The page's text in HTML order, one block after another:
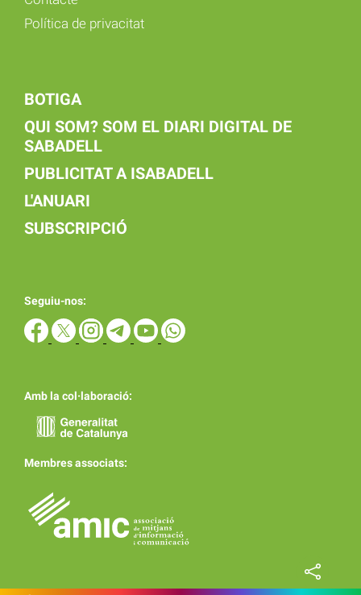
Política de privacitat
BOTIGA
QUI SOM? SOM EL DIARI DIGITAL DE
SABADELL
PUBLICITAT A ISABADELL
L'ANUARI
SUBSCRIPCIÓ
Seguiu-nos:
Amb la col·laboració:
Membres associats: